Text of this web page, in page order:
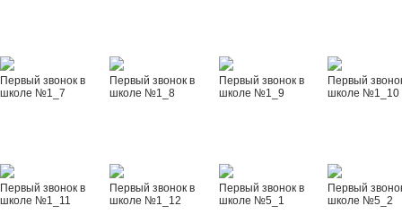
Первый звонок в
школе №1_7
Первый звонок в
школе №1_8
Первый звонок в
школе №1_9
Первый
школе №1_10
Первый звонок в
школе №1_11
Первый звонок в
школе №1_12
Первый звонок в
школе №5_1
Первый
школе №5_2